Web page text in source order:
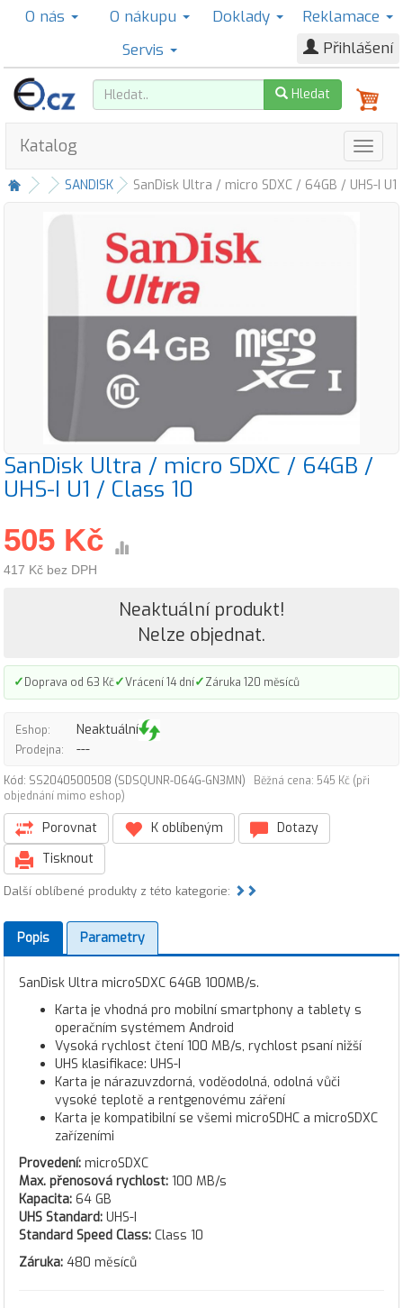
O nás O nákupu Doklady
Reklamace
Servis
Přihlášení
Hledat
Katalog
SANDISK SanDisk Ultra / micro SDXC / 64GB / UHS-I U1
SanDisk Ultra / micro SDXC / 64GB /
UHS-I U1 / Class 10
505 Kč
417 Kč bez DPH
Neaktuální produkt!
Nelze objednat.
✓Doprava od 63 Kč✓Vrácení 14 dní✓Záruka 120 měsíců
Eshop: Neaktuální
Prodejna: ---
Kód: SS2040500508 (SDSQUNR-064G-GN3MN)
Běžná cena: 545 Kč (při
objednání mimo eshop)
Porovnat K oblíbeným
Dotazy
Tisknout
Další oblíbené produkty z této kategorie:
Popis Parametry
SanDisk Ultra microSDXC 64GB 100MB/s.
Karta je vhodná pro mobilní smartphony a tablety s
operačním systémem Android
Vysoká rychlost čtení 100 MB/s, rychlost psaní nižší
UHS klasifikace: UHS-I
Karta je nárazuvzdorná, voděodolná, odolná vůči
vysoké teplotě a rentgenovému záření
Karta je kompatibilní se všemi microSDHC a microSDXC
zařízeními
Provedení: microSDXC
Max. přenosová rychlost: 100 MB/s
Kapacita: 64 GB
UHS Standard: UHS-I
Standard Speed Class: Class 10
Záruka: 480 měsíců